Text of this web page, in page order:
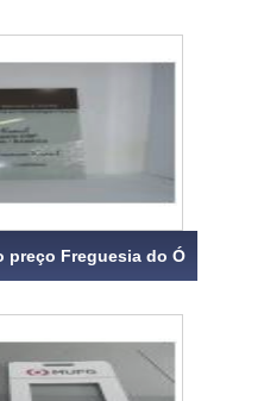
preço Freguesia do Ó